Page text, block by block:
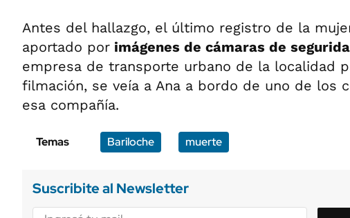
Antes del hallazgo, el último registro de la
aportado por imágenes de cámaras de
empresa de transporte urbano de la localidad
filmación, se veía a Ana a bordo de uno de los
esa compañía.
Temas Bariloche muerte
Suscribite al Newsletter